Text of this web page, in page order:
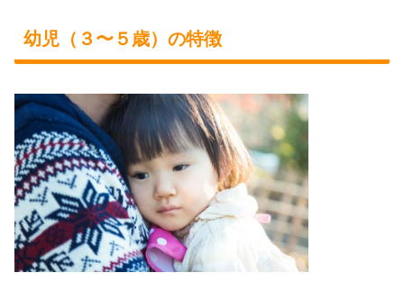
幼児（３〜５歳）の特徴